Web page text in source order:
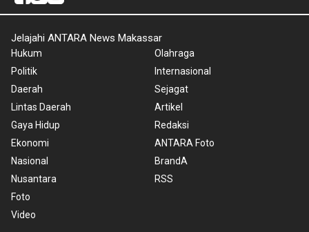
Jelajahi ANTARA News Makassar
Hukum
Politik
Daerah
Lintas Daerah
Gaya Hidup
Ekonomi
Nasional
Nusantara
Foto
Video
Olahraga
Internasional
Sejagat
Artikel
Redaksi
ANTARA Foto
BrandA
RSS